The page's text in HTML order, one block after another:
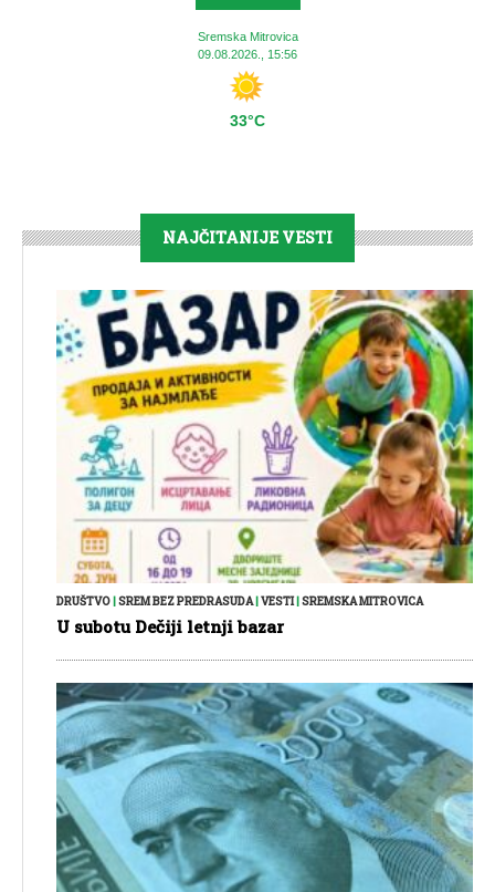
Sremska Mitrovica
09.08.2026., 15:56
33°C
NAJČITANIJE VESTI
DRUŠTVO SREM BEZ PREDRASUDA| VESTI| SREMSKA MITROVICA
U subotu Dečiji letnji bazar